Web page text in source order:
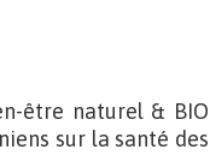
être naturel & BIO
sur la santé des